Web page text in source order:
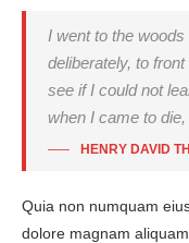
I went to the
deliberately, to
see if I could not
when I came to
HENRY DAVID
Quia non numquam
dolore magnam